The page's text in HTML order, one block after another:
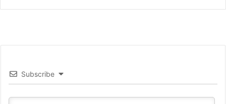
Subscribe